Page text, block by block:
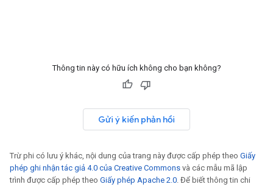
Thông tin này có hữu ích không cho bạn không?
Gửi ý kiến phản hồi
Trừ phi có lưu ý khác, nội dung của trang này được cấp phép theo Giấy
phép ghi nhận tác giả 4.0 của Creative Commons và các mẫu mã lập
trình được cấp phép theo Giấy phép Apache 2.0. Để biết thông tin chi